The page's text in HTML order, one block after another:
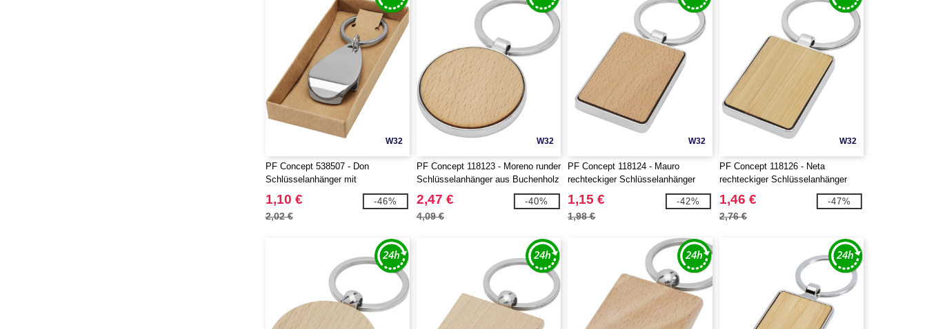
W32
PF Concept 538507 - Don
Schlüsselanhänger mit
Flaschenöffner
1,10 €
2,02 €
-46%
W32
PF Concept 118123 - Moreno runder
Schlüsselanhänger aus Buchenholz
2,47 €
4,09 €
-40%
W32
PF Concept 118124 - Mauro
rechteckiger Schlüsselanhänger
aus Buchenholz
1,15 €
1,98 €
-42%
W32
PF Concept 118126 - Neta
rechteckiger Schlüsselanhänger
aus Bambus
1,46 €
2,76 €
-47%